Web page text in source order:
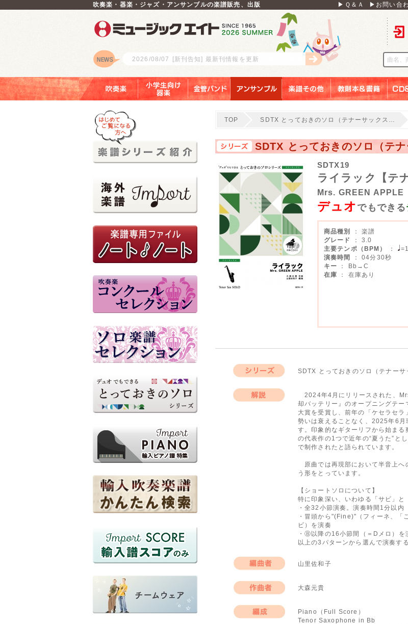
吹奏楽・器楽・ジャズ・アンサンブルの楽譜販売、出版 ▶Ｑ＆Ａ ▶お問い合
ロゴ
2026/08/07 [新刊告知] 最新刊情報を更新
TOP SDTX とっておきのソロ（テナーサックス…
SDTX とっておきのソロ（テナ
SDTX19
ライラック【テ
Mrs. GREEN APPLE
デュオ でもできる
商品種別
： 楽譜
グレード
： 3.0
主要テンポ（BPM）
：
演奏時間
： 04分30秒
キー
： Bb→C
在庫
： 在庫あり
SDTX とっておきのソロ（テナーサ
2024年4月にリリースされた、
却バッテリー』のオープニングテ
大賞を受賞し、前年の「ケセラセ
勢いは衰えることなく、2025年6月
す。印象的なギターリフから始まる
の代表作の1つで近年の“夏うた”と
で制作されたと語られています。
原曲では再現部において半音上へ
う形をとっています。
【ショートソロについて】
特に印象深い、いわゆる「サビ」と
・全32小節演奏。演奏時間1分以内
・冒頭から"(Fine)"（フィーネ、「
ビ）を演奏
・Ⓑ以降の16小節間（＝Dメロ）を
以上の3パターンから選んで演奏す
山里佐和子
大森元貴
Piano（Full Score）
Tenor Saxophone in Bb